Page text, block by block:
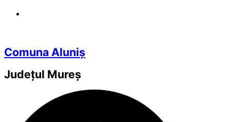
Comuna Aluniș
Județul Mureș